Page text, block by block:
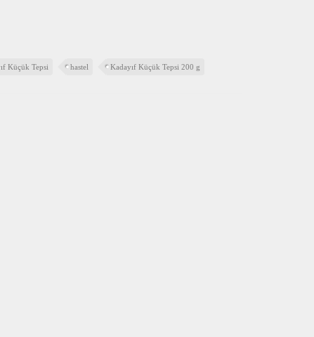
Küçük Tepsi hastel Kadayıf Küçük Tepsi 200 g